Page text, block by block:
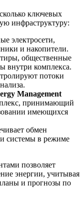
ключевых
инфраструктуру:
электросети,
и накопители.
общественные
внутри комплекса.
потоки
Management
принимающий
имеющихся
обмен
системы в режиме
позволяет
энергии, учитывая
и прогнозы по